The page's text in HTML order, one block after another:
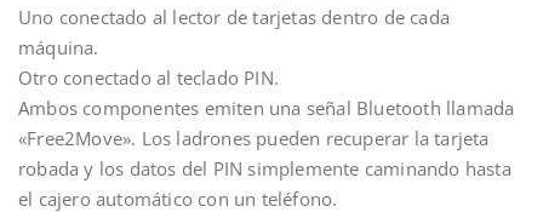
Uno conectado al lector de tarjetas dentro de cada
máquina.
Otro conectado al teclado PIN.
Ambos componentes emiten una señal Bluetooth llamada
«Free2Move». Los ladrones pueden recuperar la tarjeta
robada y los datos del PIN simplemente caminando hasta
el cajero automático con un teléfono.